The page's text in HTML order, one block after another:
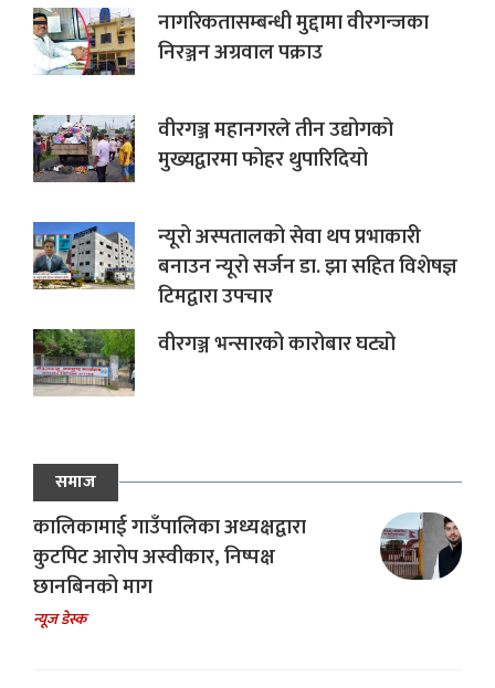
नागरिकतासम्बन्धी मुद्दामा वीरगन्जका
निरञ्जन अग्रवाल पक्राउ
वीरगञ्ज महानगरले तीन उद्योगको
मुख्यद्वारमा फोहर थुपारिदियो
न्यूरो अस्पतालको सेवा थप प्रभाकारी
बनाउन न्यूरो सर्जन डा. झा सहित विशेषज्ञ
टिमद्वारा उपचार
वीरगञ्ज भन्सारको कारोबार घट्यो
समाज
कालिकामाई गाउँपालिका अध्यक्षद्वारा
कुटपिट आरोप अस्वीकार, निष्पक्ष
छानबिनको माग
न्यूज डेस्क